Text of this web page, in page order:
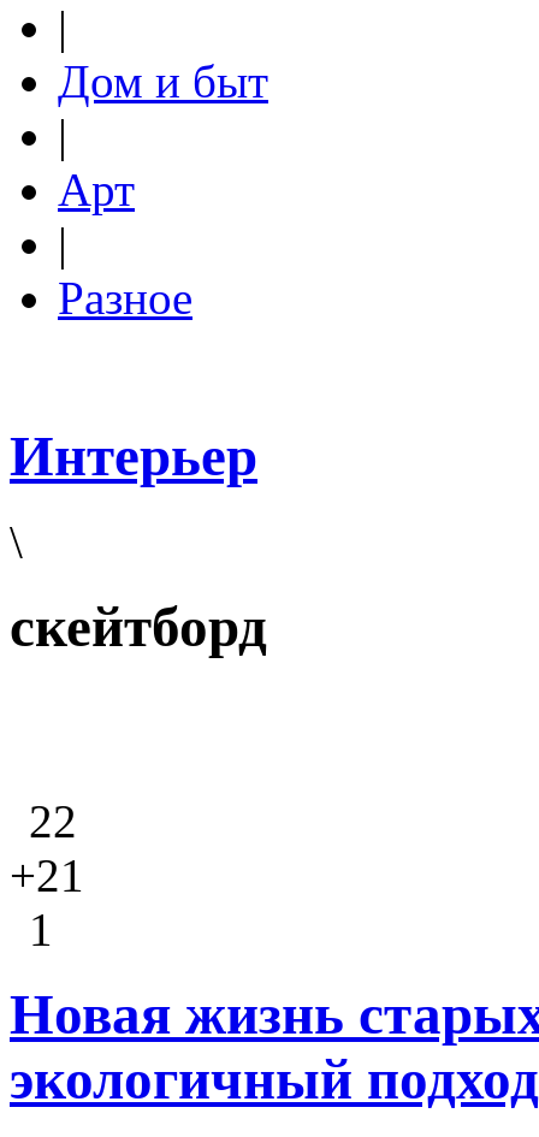
|
Дом и быт
|
Арт
|
Разное
Интерьер
\
скейтборд
22
+21
1
Новая жизнь
экологичный